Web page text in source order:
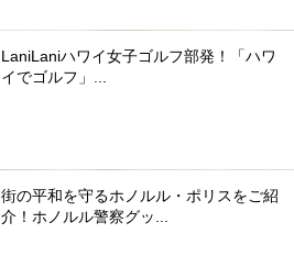
LaniLaniハワイ女子ゴルフ部発！「ハワ
イでゴルフ」...
街の平和を守るホノルル・ポリスをご紹
介！ホノルル警察グッ...